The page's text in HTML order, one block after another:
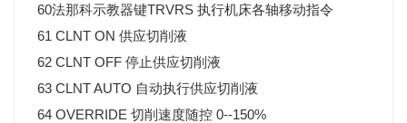
60法那科示教器键TRVRS 执行机床各轴移动指令
61 CLNT ON 供应切削液
62 CLNT OFF 停止供应切削液
63 CLNT AUTO 自动执行供应切削液
64 OVERRIDE 切削速度随控 0--150%